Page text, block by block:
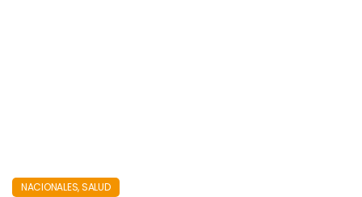
NACIONALES,SALUD